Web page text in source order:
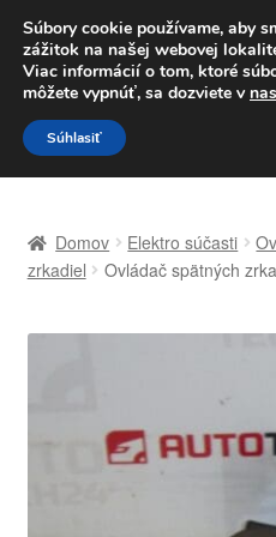
DOPRAVA od 6 EUR
Po–Pi 09:00–16:00
Preskočiť
na
navigáciu
Preskočiť
na
obsah
Celosvetová preprava
Domov Elektro súčasti
zrkadiel
Ovládač spätných
Súbory cookie používame, aby
zážitok na našej webovej
Viac informácií o tom, ktoré
môžete vypnúť, sa dozviete v
Súhlasiť